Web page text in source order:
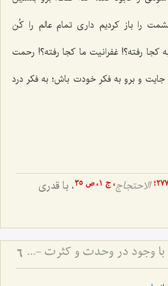
را باز کردیم داری تمام عالم را کُن
رفته؟! غفرانیت ما کجا رفته؟! رحمت
و برو به فکر خودت باش؛ به فکر درد
۲۷۷؛ الاحتجاج، ج ۱، ص ۳5، با قدری
ماهیت و تفاوت آن با وجود در وحدت و کثرت - تحلیل جایگاه احدیت و واحدیت در هویت ذات باری‌تعالی 6